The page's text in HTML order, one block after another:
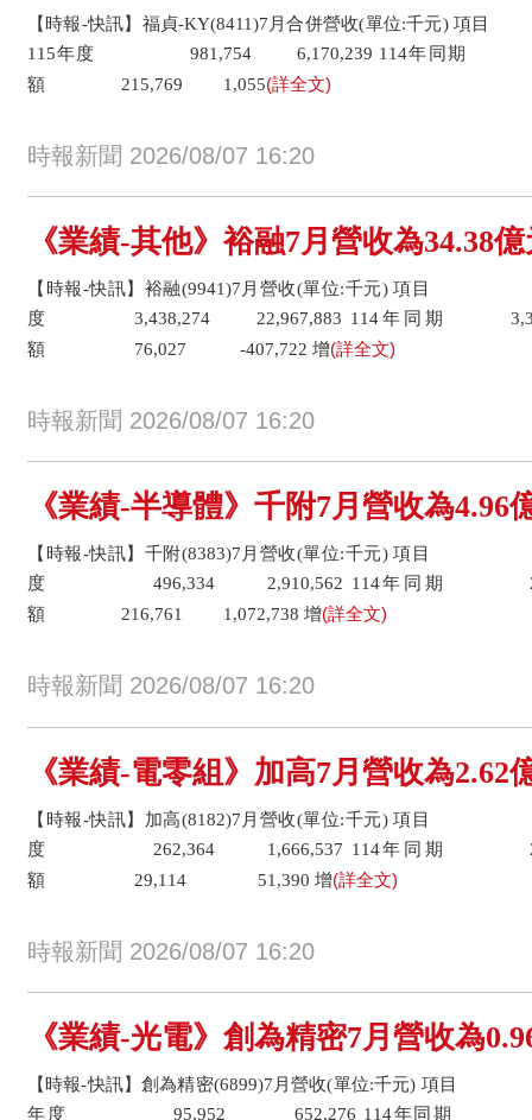
【時報-快訊】福貞-KY(8411)7月合併營收(單位:千
115年度 981,754 6,170,239 114年同期
額 215,769 1,055(詳全文)
時報新聞 2026/08/07 16:20
《業績-其他》裕融7月營收為34.38
【時報-快訊】裕融(9941)7月營收(單位:千元) 項
度 3,438,274 22,967,883 114年同期
額 76,027 -407,722 增(詳全文)
時報新聞 2026/08/07 16:20
《業績-半導體》千附7月營收為4.96
【時報-快訊】千附(8383)7月營收(單位:千元) 項
度 496,334 2,910,562 114年同期
額 216,761 1,072,738 增(詳全文)
時報新聞 2026/08/07 16:20
《業績-電零組》加高7月營收為2.62
【時報-快訊】加高(8182)7月營收(單位:千元) 項
度 262,364 1,666,537 114年同期
額 29,114 51,390 增(詳全文)
時報新聞 2026/08/07 16:20
《業績-光電》創為精密7月營收為
【時報-快訊】創為精密(6899)7月營收(單位:千元)
年度 95,952 652,276 114年同期